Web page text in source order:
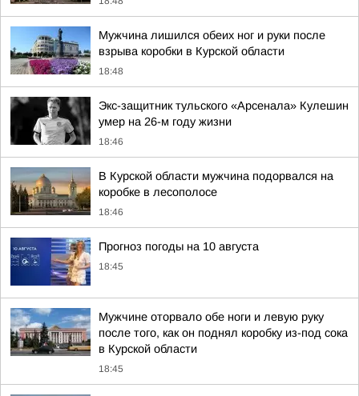
Мужчина лишился обеих ног и руки после
взрыва коробки в Курской области
18:48
Экс-защитник тульского «Арсенала» Кулешин
умер на 26-м году жизни
18:46
В Курской области мужчина подорвался на
коробке в лесополосе
18:46
Прогноз погоды на 10 августа
18:45
Мужчине оторвало обе ноги и левую руку
после того, как он поднял коробку из-под сока
в Курской области
18:45